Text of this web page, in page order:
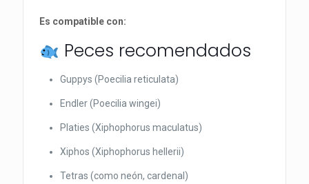
Es compatible con:
Peces recomendados
Guppys (Poecilia reticulata)
Endler (Poecilia wingei)
Platies (Xiphophorus maculatus)
Xiphos (Xiphophorus hellerii)
Tetras (como neón, cardenal)